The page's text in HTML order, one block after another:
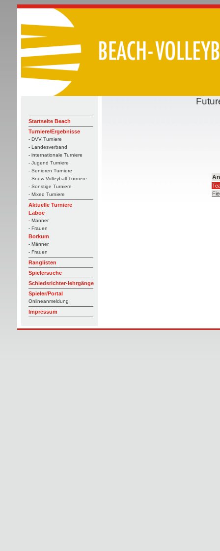
Startseite Beach
Turniere/Ergebnisse
- DVV Turniere
- Landesverband
- internationale Turniere
- Jugend Turniere
- Senioren Turniere
- Snow-Volleyball Turniere
- Sonstige Turniere
- Mixed Turniere
Aktuelle Turniere
Laboe
- Männer
- Frauen
Borkum
- Männer
- Frauen
Ranglisten
Spielersuche
Schiedsrichter-lehrgänge
Spieler/Portal
Onlineanmeldung
Impressum